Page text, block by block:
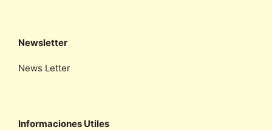
Newsletter
News Letter
Informaciones Utiles